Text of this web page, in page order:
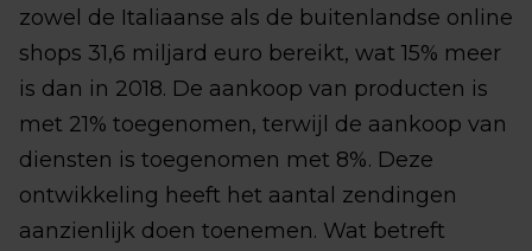
zowel de Italiaanse als de buitenlandse online
shops 31,6 miljard euro bereikt, wat 15% meer
is dan in 2018. De aankoop van producten is
met 21% toegenomen, terwijl de aankoop van
diensten is toegenomen met 8%. Deze
ontwikkeling heeft het aantal zendingen
aanzienlijk doen toenemen. Wat betreft